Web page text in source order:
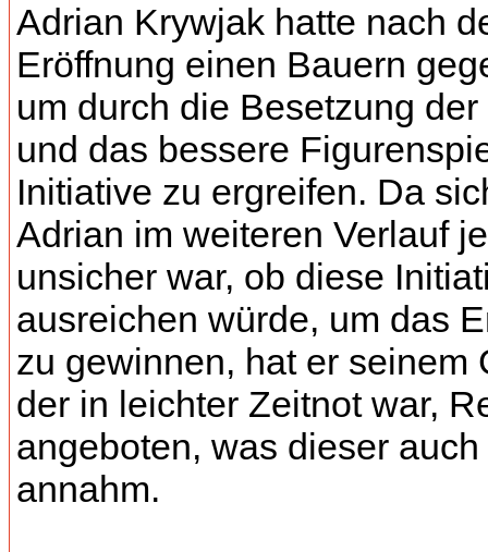
Adrian Krywjak hatte nach
Eröffnung einen Bauern
um durch die Besetzung
und das bessere
Initiative zu ergreifen. Da
Adrian im weiteren Verlauf
unsicher war, ob diese
ausreichen würde, um das
zu gewinnen, hat er seinem
der in leichter Zeitnot war,
angeboten, was dieser auch
annahm.